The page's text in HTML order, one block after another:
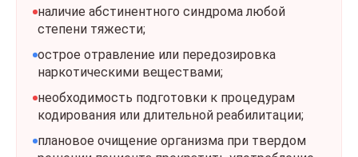
наличие абстинентного синдрома любой
степени тяжести;
острое отравление или передозировка
наркотическими веществами;
необходимость подготовки к процедурам
кодирования или длительной реабилитации;
плановое очищение организма при твердом